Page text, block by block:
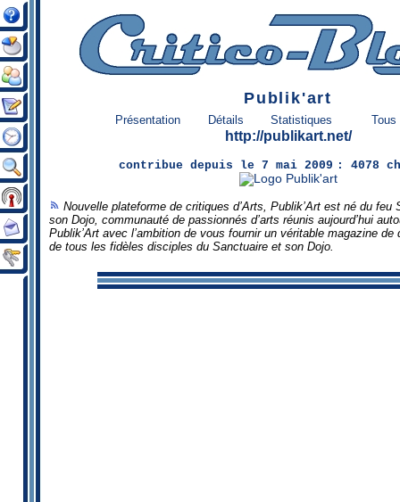
Publik'art
Présentation Détails Statistiques Tous
http://publikart.net/
contribuedepuis le 7 mai 2009 : 4078
Nouvelle plateforme de critiques d’Arts, Publik’Art est né du feu
son Dojo, communauté de passionnés d’arts réunis aujourd’hui
Publik’Art avec l’ambition de vous fournir un véritable magazine de
de tous les fidèles disciples du Sanctuaire et son Dojo.